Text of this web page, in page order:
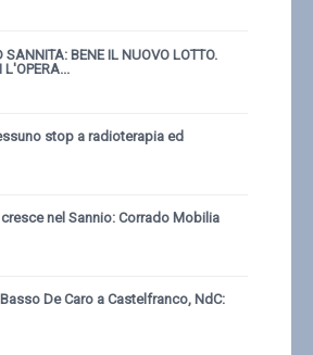
SANNITA: BENE IL NUOVO LOTTO.
L'OPERA...
stop a radioterapia ed
nel Sannio: Corrado Mobilia
De Caro a Castelfranco, NdC: